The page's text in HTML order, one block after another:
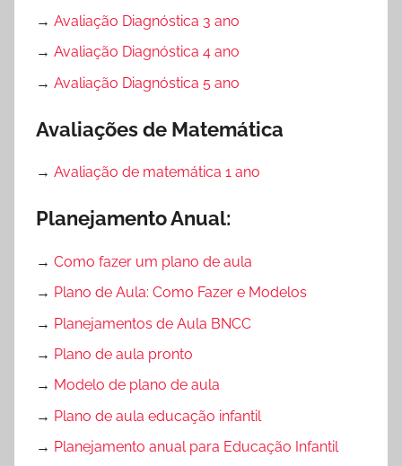
→ Avaliação Diagnóstica 3 ano
→ Avaliação Diagnóstica 4 ano
→ Avaliação Diagnóstica 5 ano
Avaliações de Matemática
→ Avaliação de matemática 1 ano
Planejamento Anual:
→ Como fazer um plano de aula
→ Plano de Aula: Como Fazer e Modelos
→ Planejamentos de Aula BNCC
→ Plano de aula pronto
→ Modelo de plano de aula
→ Plano de aula educação infantil
→ Planejamento anual para Educação Infantil